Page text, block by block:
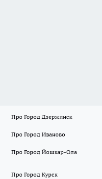
Про Город Дзержинск
Про Город Иваново
Про Город Йошкар-Ола
Про Город Курск